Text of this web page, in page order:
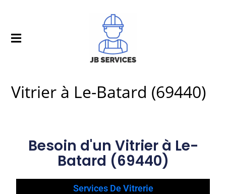
Vitrier à Le-Batard (69440)
Besoin d'un Vitrier à Le-
Batard (69440)
Services De Vitrerie